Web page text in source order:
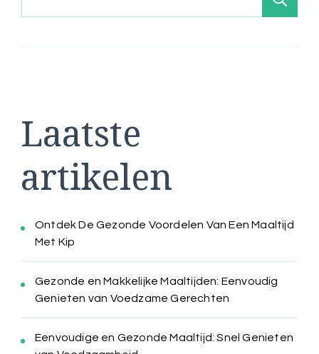
Laatste
artikelen
Ontdek De Gezonde Voordelen Van Een Maaltijd
Met Kip
Gezonde en Makkelijke Maaltijden: Eenvoudig
Genieten van Voedzame Gerechten
Eenvoudige en Gezonde Maaltijd: Snel Genieten